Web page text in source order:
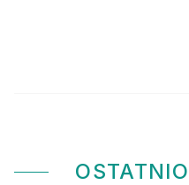
OSTATNIO